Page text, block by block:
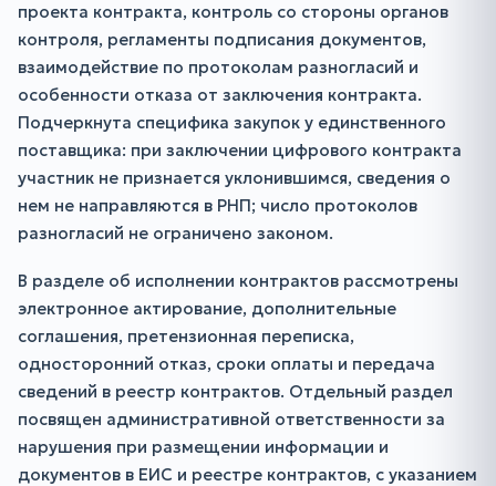
проекта контракта, контроль со стороны органов
контроля, регламенты подписания документов,
взаимодействие по протоколам разногласий и
особенности отказа от заключения контракта.
Подчеркнута специфика закупок у единственного
поставщика: при заключении цифрового контракта
участник не признается уклонившимся, сведения о
нем не направляются в РНП; число протоколов
разногласий не ограничено законом.
В разделе об исполнении контрактов рассмотрены
электронное актирование, дополнительные
соглашения, претензионная переписка,
односторонний отказ, сроки оплаты и передача
сведений в реестр контрактов. Отдельный раздел
посвящен административной ответственности за
нарушения при размещении информации и
документов в ЕИС и реестре контрактов, с указанием